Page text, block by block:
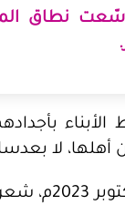
نطاق
الأبناء
لا
مع اندلاع الحرب